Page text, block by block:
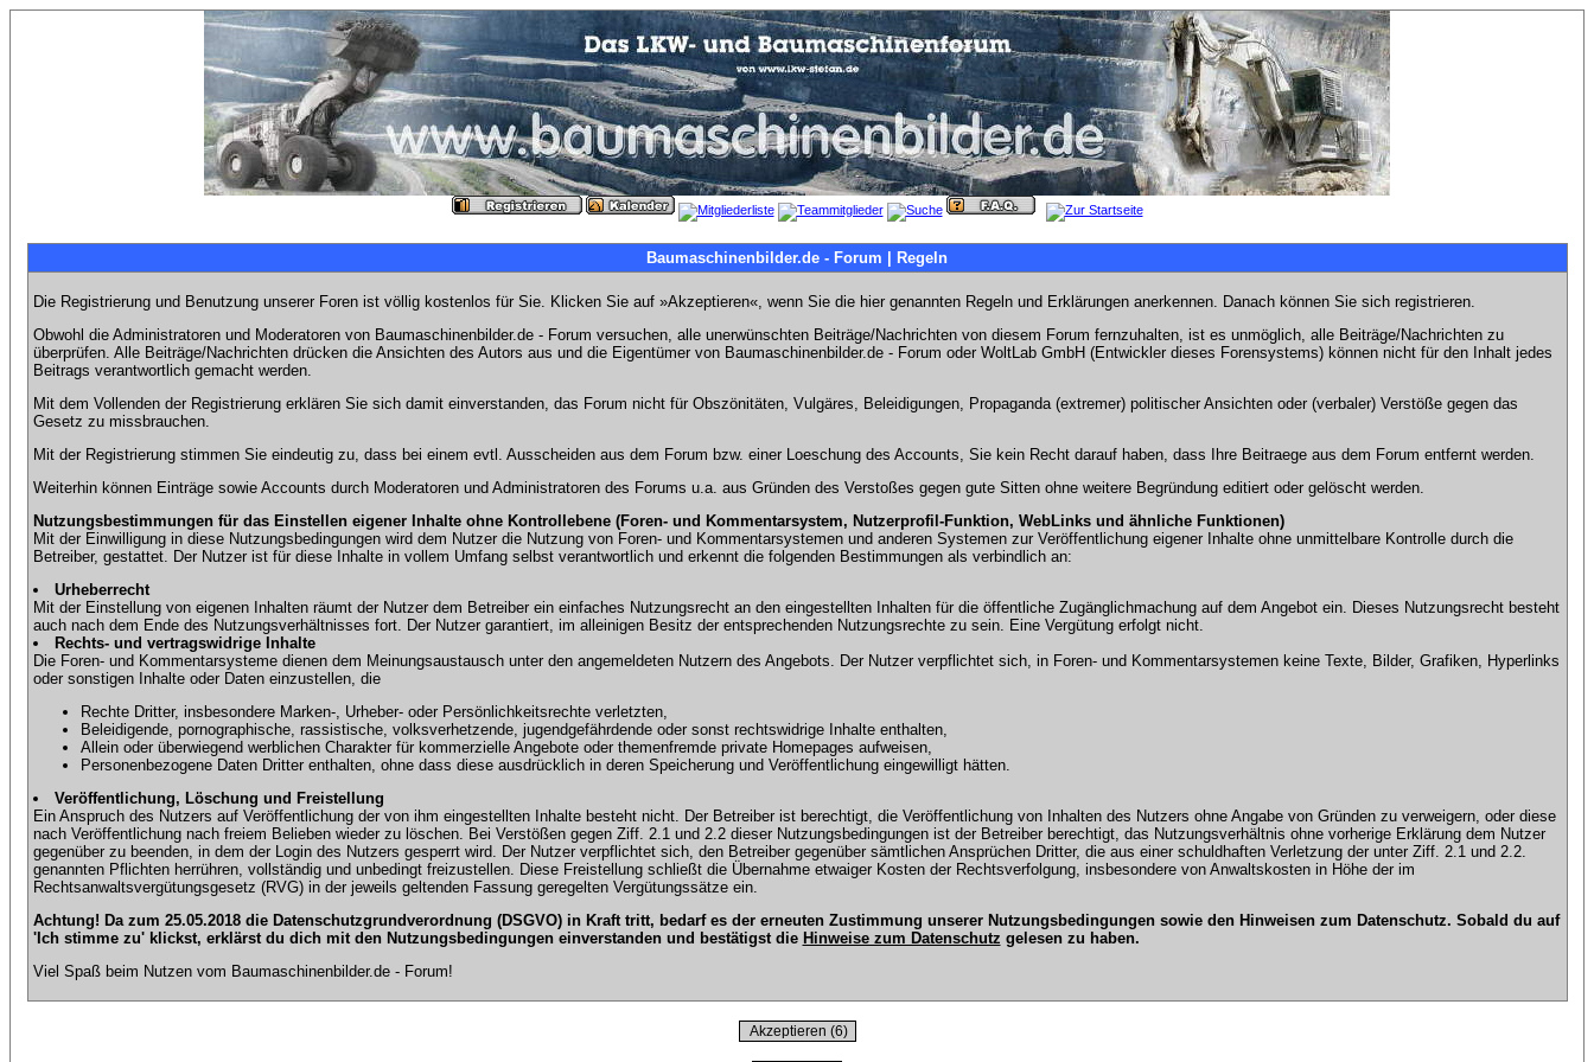
Baumaschinenbilder.de - Forum | Regeln
Die Registrierung und Benutzung unserer Foren ist völlig kostenlos für Sie. Klicken Sie auf »Akzeptieren«, wenn Sie die hier genannten Regeln und Erklärungen anerkennen. Danach können Sie sich registrieren.
Obwohl die Administratoren und Moderatoren von Baumaschinenbilder.de - Forum versuchen, alle unerwünschten Beiträge/Nachrichten von diesem Forum fernzuhalten, ist es unmöglich, alle Beiträge/Nachrichten zu
überprüfen. Alle Beiträge/Nachrichten drücken die Ansichten des Autors aus und die Eigentümer von Baumaschinenbilder.de - Forum oder WoltLab GmbH (Entwickler dieses Forensystems) können nicht für den Inhalt jedes
Beitrags verantwortlich gemacht werden.
Mit dem Vollenden der Registrierung erklären Sie sich damit einverstanden, das Forum nicht für Obszönitäten, Vulgäres, Beleidigungen, Propaganda (extremer) politischer Ansichten oder (verbaler) Verstöße gegen das
Gesetz zu missbrauchen.
Mit der Registrierung stimmen Sie eindeutig zu, dass bei einem evtl. Ausscheiden aus dem Forum bzw. einer Loeschung des Accounts, Sie kein Recht darauf haben, dass Ihre Beitraege aus dem Forum entfernt werden.
Weiterhin können Einträge sowie Accounts durch Moderatoren und Administratoren des Forums u.a. aus Gründen des Verstoßes gegen gute Sitten ohne weitere Begründung editiert oder gelöscht werden.
Nutzungsbestimmungen für das Einstellen eigener Inhalte ohne Kontrollebene (Foren- und Kommentarsystem, Nutzerprofil-Funktion, WebLinks und ähnliche Funktionen)
Mit der Einwilligung in diese Nutzungsbedingungen wird dem Nutzer die Nutzung von Foren- und Kommentarsystemen und anderen Systemen zur Veröffentlichung eigener Inhalte ohne unmittelbare Kontrolle durch die
Betreiber, gestattet. Der Nutzer ist für diese Inhalte in vollem Umfang selbst verantwortlich und erkennt die folgenden Bestimmungen als verbindlich an:
Urheberrecht
Mit der Einstellung von eigenen Inhalten räumt der Nutzer dem Betreiber ein einfaches Nutzungsrecht an den eingestellten Inhalten für die öffentliche Zugänglichmachung auf dem Angebot ein. Dieses Nutzungsrecht besteht
auch nach dem Ende des Nutzungsverhältnisses fort. Der Nutzer garantiert, im alleinigen Besitz der entsprechenden Nutzungsrechte zu sein. Eine Vergütung erfolgt nicht.
Rechts- und vertragswidrige Inhalte
Die Foren- und Kommentarsysteme dienen dem Meinungsaustausch unter den angemeldeten Nutzern des Angebots. Der Nutzer verpflichtet sich, in Foren- und Kommentarsystemen keine Texte, Bilder, Grafiken, Hyperlinks
oder sonstigen Inhalte oder Daten einzustellen, die
Rechte Dritter, insbesondere Marken-, Urheber- oder Persönlichkeitsrechte verletzten,
Beleidigende, pornographische, rassistische, volksverhetzende, jugendgefährdende oder sonst rechtswidrige Inhalte enthalten,
Allein oder überwiegend werblichen Charakter für kommerzielle Angebote oder themenfremde private Homepages aufweisen,
Personenbezogene Daten Dritter enthalten, ohne dass diese ausdrücklich in deren Speicherung und Veröffentlichung eingewilligt hätten.
Veröffentlichung, Löschung und Freistellung
Ein Anspruch des Nutzers auf Veröffentlichung der von ihm eingestellten Inhalte besteht nicht. Der Betreiber ist berechtigt, die Veröffentlichung von Inhalten des Nutzers ohne Angabe von Gründen zu verweigern, oder diese
nach Veröffentlichung nach freiem Belieben wieder zu löschen. Bei Verstößen gegen Ziff. 2.1 und 2.2 dieser Nutzungsbedingungen ist der Betreiber berechtigt, das Nutzungsverhältnis ohne vorherige Erklärung dem Nutzer
gegenüber zu beenden, in dem der Login des Nutzers gesperrt wird. Der Nutzer verpflichtet sich, den Betreiber gegenüber sämtlichen Ansprüchen Dritter, die aus einer schuldhaften Verletzung der unter Ziff. 2.1 und 2.2.
genannten Pflichten herrühren, vollständig und unbedingt freizustellen. Diese Freistellung schließt die Übernahme etwaiger Kosten der Rechtsverfolgung, insbesondere von Anwaltskosten in Höhe der im
Rechtsanwaltsvergütungsgesetz (RVG) in der jeweils geltenden Fassung geregelten Vergütungssätze ein.
Achtung! Da zum 25.05.2018 die Datenschutzgrundverordnung (DSGVO) in Kraft tritt, bedarf es der erneuten Zustimmung unserer Nutzungsbedingungen sowie den Hinweisen zum Datenschutz. Sobald du auf
'Ich stimme zu' klickst, erklärst du dich mit den Nutzungsbedingungen einverstanden und bestätigst die Hinweise zum Datenschutz gelesen zu haben.
Viel Spaß beim Nutzen vom Baumaschinenbilder.de - Forum!